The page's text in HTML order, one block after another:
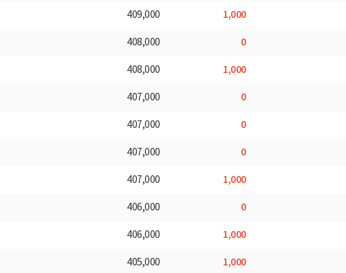
409,000 1,000
408,000 0
408,000 1,000
407,000 0
407,000 0
407,000 0
407,000 1,000
406,000 0
406,000 1,000
405,000 1,000